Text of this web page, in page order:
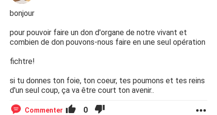
bonjour
pour pouvoir faire un don d'organe de notre vivant et
combien de don pouvons-nous faire en une seul opération
fichtre!
si tu donnes ton foie, ton coeur, tes poumons et tes reins
d'un seul coup, ça va être court ton avenir..
Commenter 0